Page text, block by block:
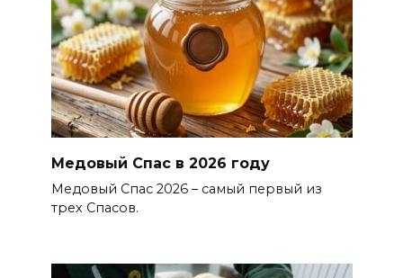
Медовый Спас в 2026 году
Медовый Спас 2026 – самый первый из
трех Спасов.